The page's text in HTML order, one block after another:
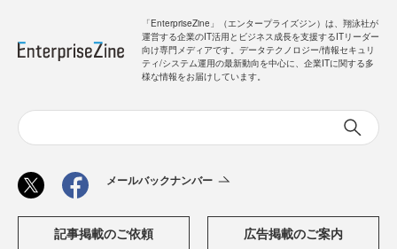
「EnterpriseZine」（エンタープライズジン）は、翔泳社が
運営する企業のIT活用とビジネス成長を支援するITリーダー
向け専門メディアです。データテクノロジー/情報セキュリ
ティ/システム運用の最新動向を中心に、企業ITに関する多
様な情報をお届けしています。
メールバックナンバー
記事掲載のご依頼 広告掲載のご案内